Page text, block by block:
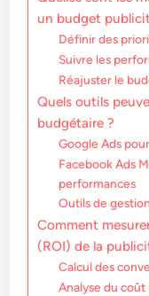
un budget
Définir des
Suivre les
Réajuster le
Quels outils
budgétaire ?
Google Ads
Facebook Ads
performances
Outils de
Comment
(ROI) de la
Calcul des
Analyse du